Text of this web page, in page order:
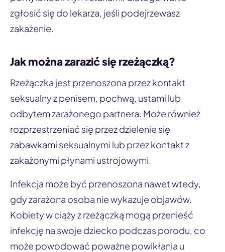
zgłosić się do lekarza, jeśli podejrzewasz
zakażenie.
Jak można zarazić się rzeżączką?
Rzeżączka jest przenoszona przez kontakt
seksualny z penisem, pochwą, ustami lub
odbytem zarażonego partnera. Może również
rozprzestrzeniać się przez dzielenie się
zabawkami seksualnymi lub przez kontakt z
zakażonymi płynami ustrojowymi.
Infekcja może być przenoszona nawet wtedy,
gdy zarażona osoba nie wykazuje objawów.
Kobiety w ciąży z rzeżączką mogą przenieść
infekcję na swoje dziecko podczas porodu, co
może powodować poważne powikłania u